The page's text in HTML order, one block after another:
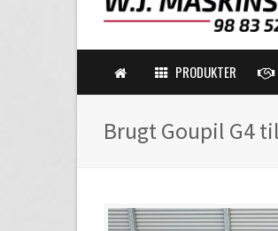
PRODUKTER
Brugt Goupil G4